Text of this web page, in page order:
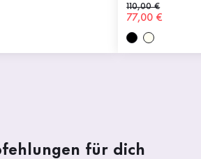
Alter Preis
110,00 €
Neuer Preis
77,00 €
für dich